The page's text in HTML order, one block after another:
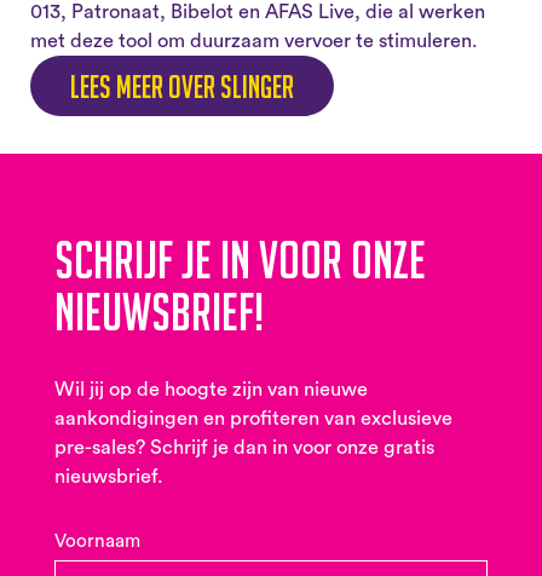
013, Patronaat, Bibelot en AFAS Live, die al werken
met deze tool om duurzaam vervoer te stimuleren.
Lees meer over Slinger
Schrijf je in voor onze
nieuwsbrief!
Wil jij op de hoogte zijn van nieuwe
aankondigingen en profiteren van exclusieve
pre-sales? Schrijf je dan in voor onze gratis
nieuwsbrief.
Voornaam